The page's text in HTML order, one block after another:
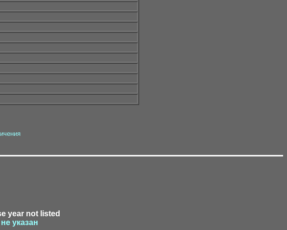
year not listed
указан